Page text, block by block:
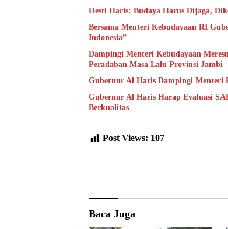
Hesti Haris: Budaya Harus Dijaga,
Bersama Menteri Kebudayaan RI
Indonesia”
Dampingi Menteri Kebudayaan
Peradaban Masa Lalu Provinsi Jambi
Gubernur Al Haris Dampingi Menteri
Gubernur Al Haris Harap Evaluasi
Berkualitas
Post Views: 107
Baca Juga